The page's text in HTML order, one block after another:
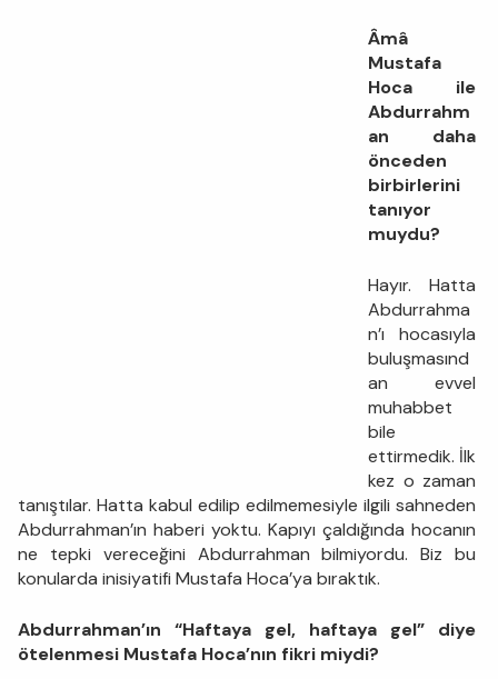
Âmâ
Mustafa
Hoca ile
Abdurrahm
an daha
önceden
birbirlerini
tanıyor
muydu?
Hayır. Hatta
Abdurrahma
n’ı hocasıyla
buluşmasınd
an evvel
muhabbet
bile
ettirmedik. İlk
kez o zaman
tanıştılar. Hatta kabul edilip edilmemesiyle ilgili sahneden
Abdurrahman’ın haberi yoktu. Kapıyı çaldığında hocanın
ne tepki vereceğini Abdurrahman bilmiyordu. Biz bu
konularda inisiyatifi Mustafa Hoca’ya bıraktık.
Abdurrahman’ın “Haftaya gel, haftaya gel” diye
ötelenmesi Mustafa Hoca’nın fikri miydi?